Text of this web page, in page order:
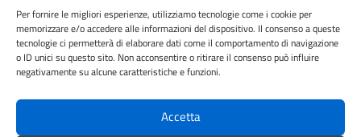
Per fornire le migliori esperienze, utilizziamo tecnologie come i cookie per
memorizzare e/o accedere alle informazioni del dispositivo. Il consenso a queste
tecnologie ci permetterà di elaborare dati come il comportamento di navigazione
o ID unici su questo sito. Non acconsentire o ritirare il consenso può influire
negativamente su alcune caratteristiche e funzioni.
Accetta
Cookie Policy
Informativa privacy
Dichiarazione di accessibilità
Note legali